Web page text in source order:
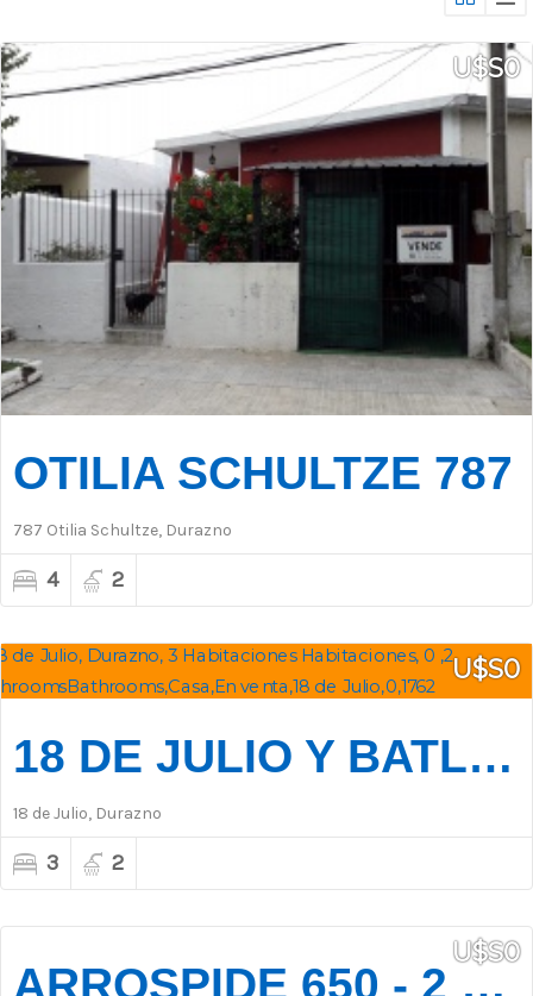
OTILIA SCHULTZE 787
787 Otilia Schultze, Durazno
4 2
U$S0
18 DE JULIO Y BATLLE BERRES
18 de Julio, Durazno
3 2
U$S0
ARROSPIDE 650 - 2 LOCALES CON BAÑO
U$S0